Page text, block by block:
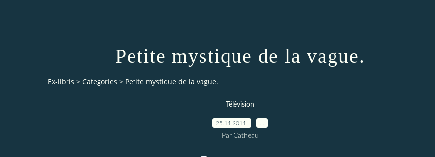
Petite mystique de la vague.
Ex-libris > Categories > Petite mystique de la vague.
Télévision
25.11.2011
Par Catheau